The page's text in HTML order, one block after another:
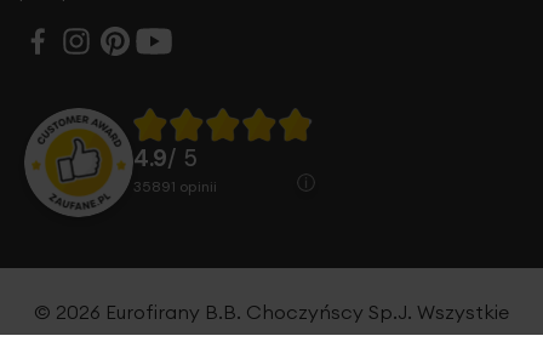
4.9/ 5
35891 opinii
© 2026 Eurofirany B.B. Choczyńscy Sp.J. Wszystkie
prawa zastrzeżone.